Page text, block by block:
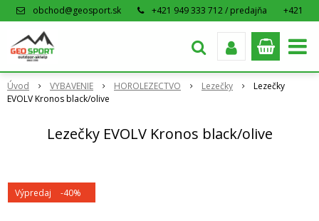
obchod@geosport.sk +421 949 333 712 / predajňa
+421
Úvod VYBAVENIE HOROLEZECTVO Lezečky
Lezečky
EVOLV Kronos black/olive
Lezečky EVOLV Kronos black/olive
Výpredaj -40%